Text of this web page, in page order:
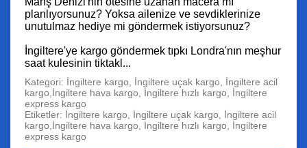
planlıyorsunuz? Yoksa ailenize ve sevdiklerinize
unutulmaz hediye mi göndermek istiyorsunuz?
İngiltere'ye kargo göndermek tıpkı Londra'nın meşhur
saat kulesinin tiktakl...
Kategori: İngiltere kargo, İngiltere uçak kargo, İngiltere acil
kargo,İngiltere hava kargo, İngiltere hızlı kargo, İngiltere
express kargo
Etiketler: İngiltere kargo, İngiltere uçak kargo, İngiltere acil
kargo,İngiltere hava kargo, İngiltere hızlı kargo, İngiltere
express kargo